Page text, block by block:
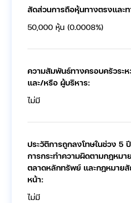
สัดส่วนการถือหุ้นทางตรงและ
50,000 หุ้น (0.0008%)
ความสัมพันธ์ทางครอบครัวระ
และ/หรือ ผู้บริหาร:
ไม่มี
ประวัติการถูกลงโทษในช่วง 5
การกระทำความผิดตามกฎหม
ตลาดหลักทรัพย์ และกฎหมาย
หน้า:
ไม่มี